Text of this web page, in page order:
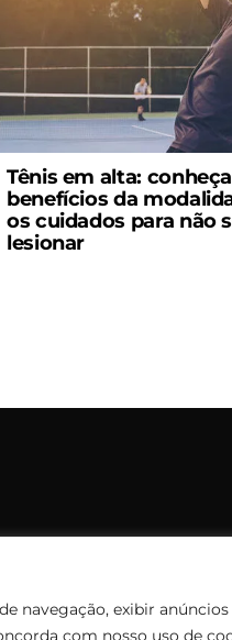
navegação, exibir
com nosso uso de
Tênis em alta:
benefícios da
os cuidados para não
lesionar